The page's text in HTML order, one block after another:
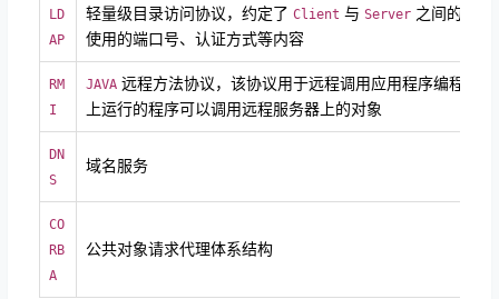
LD
AP
轻量级目录访问协议，约定了 Client 与 Server 之间的信息
使用的端口号、认证方式等内容
RM
I
JAVA 远程方法协议，该协议用于远程调用应用程序编程接
上运行的程序可以调用远程服务器上的对象
DN
S
域名服务
CO
RB
A
公共对象请求代理体系结构